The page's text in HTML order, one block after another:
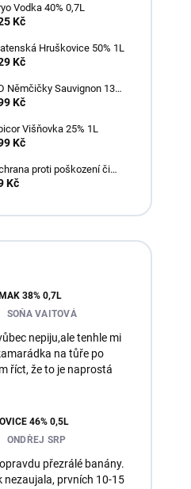
Vodka 40% 0,7L
Kč
Hruškovice 50% 1L
Kč
Němčičky Sauvignon 13%
Bag in Box 3L - suché
Kč
Višňovka 25% 1L
Kč
proti poškození či
Kč
38% 0,7L
SOŇA VAITOVÁ
nepiju,ale tenhle mi
na tůře po
říct, že to je naprostá
46% 0,5L
ONDŘEJ SRP
přezrálé banány.
nezaujala, prvních 10-15